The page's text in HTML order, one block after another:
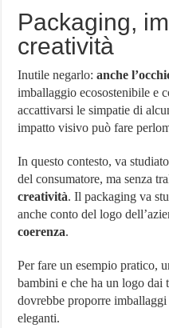
Packaging,
creatività
Inutile negarlo:anche
imballaggio ecosostenibile e
accattivarsi le simpatie di
impatto visivo può fare
In questo contesto, va
del consumatore, ma senza
creatività. Il packaging va
anche conto del logo
coerenza.
Per fare un esempio pratico,
bambini e che ha un logo dai
dovrebbe proporre
eleganti.